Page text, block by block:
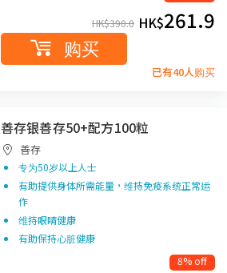
HK$390.0 HK$261.9
购买
已有40人购买
善存银善存50+配方100粒
善存
专为50岁以上人士
有助提供身体所需能量，维持免疫系统正常运
作
维持眼睛健康
有助保持心脏健康
8% off